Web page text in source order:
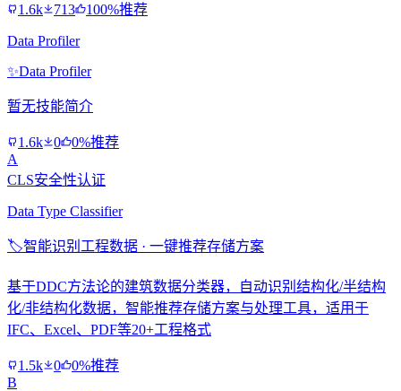
1.6k 713 100%推荐
Data Profiler
✨Data Profiler
暂无技能简介
1.6k 0
0%推荐
A
CLS安全性认证
Data Type Classifier
🏷️智能识别工程数据 · 一键推荐存储方案
基于DDC方法论的建筑数据分类器，自动识别结构化/半结构
化/非结构化数据，智能推荐存储方案与处理工具，适用于
IFC、Excel、PDF等20+工程格式
1.5k 0
0%推荐
B